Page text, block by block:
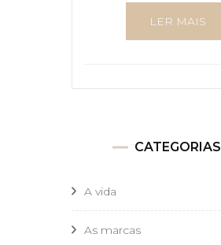
LER MAIS
CATEGORIAS
A vida
As marcas